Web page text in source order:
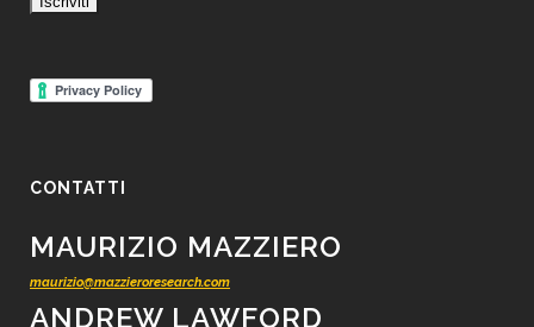
CONTATTI
MAURIZIO MAZZIERO
maurizio@mazzieroresearch.com
ANDREW LAWFORD